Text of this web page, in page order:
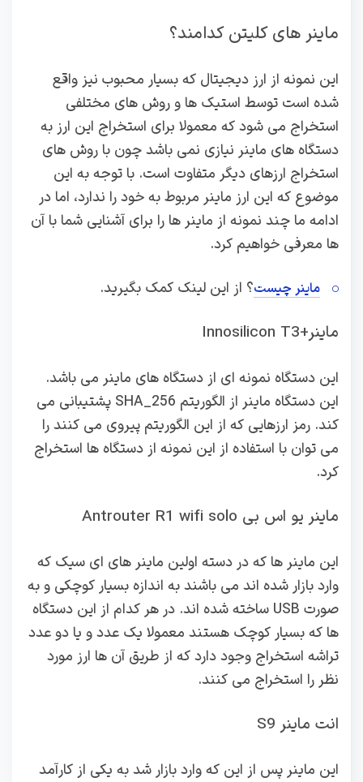
ماینر های کلیتن کدامند؟
این نمونه از ارز دیجیتال که بسیار محبوب نیز واقع
شده است توسط استیک ها و روش های مختلفی
استخراج می شود که معمولا برای استخراج این ارز به
دستگاه های ماینر نیازی نمی باشد چون با روش های
استخراج ارزهای دیگر متفاوت است. با توجه به این
موضوع که این ارز ماینر مربوط به خود را ندارد، اما در
ادامه ما چند نمونه از ماینر ها را برای آشنایی شما با آن
ها معرفی خواهیم کرد.
ماینر چیست؟ از این لینک کمک بگیرید.
ماینر+Innosilicon T3
این دستگاه نمونه ای از دستگاه های ماینر می باشد.
این دستگاه ماینر از الگوریتم 256_SHA پشتیبانی می
کند. رمز ارزهایی که از این الگوریتم پیروی می کنند را
می توان با استفاده از این نمونه از دستگاه ها استخراج
کرد.
ماینر یو اس بی Antrouter R1 wifi solo
این ماینر ها که در دسته اولین ماینر های ای سیک که
وارد بازار شده اند می باشند به اندازه بسیار کوچکی و به
صورت USB ساخته شده اند. در هر کدام از این دستگاه
ها که بسیار کوچک هستند معمولا یک عدد و یا دو عدد
تراشه استخراج وجود دارد که از طریق آن ها ارز مورد
نظر را استخراج می کنند.
انت ماینر S9
این ماینر پس از این که وارد بازار شد به یکی از کارآمد